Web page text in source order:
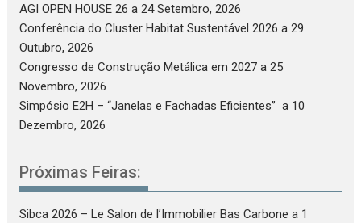
AGI OPEN HOUSE 26 a 24 Setembro, 2026
Conferência do Cluster Habitat Sustentável 2026 a 29
Outubro, 2026
Congresso de Construção Metálica em 2027 a 25
Novembro, 2026
Simpósio E2H – “Janelas e Fachadas Eficientes” a 10
Dezembro, 2026
Próximas Feiras:
Sibca 2026 – Le Salon de l’Immobilier Bas Carbone a 1